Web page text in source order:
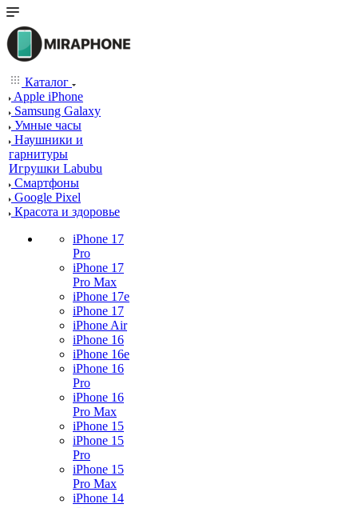
Каталог
Apple iPhone
Samsung Galaxy
Умные часы
Наушники и
гарнитуры
Игрушки Labubu
Смартфоны
Google Pixel
Красота и здоровье
iPhone 17
Pro
iPhone 17
Pro Max
iPhone 17e
iPhone 17
iPhone Air
iPhone 16
iPhone 16e
iPhone 16
Pro
iPhone 16
Pro Max
iPhone 15
iPhone 15
Pro
iPhone 15
Pro Max
iPhone 14